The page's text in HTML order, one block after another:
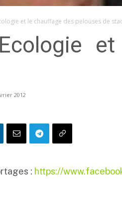
et le chauffage des pelouses de
2012
: https://